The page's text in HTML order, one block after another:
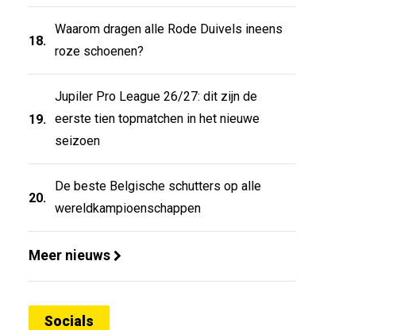
18.
Waarom dragen alle Rode Duivels ineens
roze schoenen?
19.
Jupiler Pro League 26/27: dit zijn de
eerste tien topmatchen in het nieuwe
seizoen
20.
De beste Belgische schutters op alle
wereldkampioenschappen
Meer nieuws
Socials